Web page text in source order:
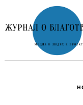
to
content